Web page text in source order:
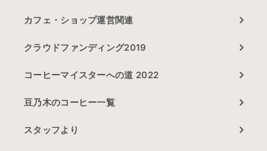
カフェ・ショップ運営関連
クラウドファンディング2019
コーヒーマイスターへの道 2022
豆乃木のコーヒー一覧
スタッフより